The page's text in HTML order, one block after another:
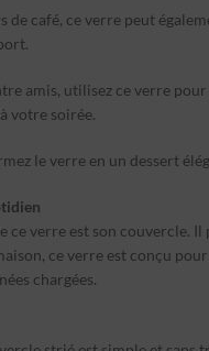
de café, ce verre peut
amis, utilisez ce verre
votre soirée.
le verre en un dessert
ce verre est son
ce verre est conçu
chargées.